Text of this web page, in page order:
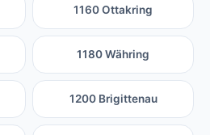
1160 Ottakring
1180 Währing
1200 Brigittenau